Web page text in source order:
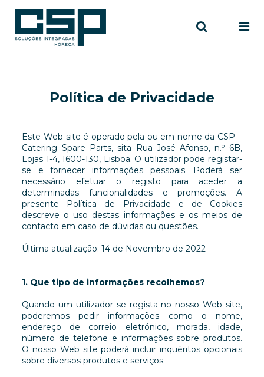
Política de Privacidade
Este Web site é operado pela ou em nome da CSP –
Catering Spare Parts, sita Rua José Afonso, n.º 6B,
Lojas 1-4, 1600-130, Lisboa. O utilizador pode registar-
se e fornecer informações pessoais. Poderá ser
necessário efetuar o registo para aceder a
determinadas funcionalidades e promoções. A
presente Política de Privacidade e de Cookies
descreve o uso destas informações e os meios de
contacto em caso de dúvidas ou questões.
Última atualização: 14 de Novembro de 2022
1. Que tipo de informações recolhemos?
Quando um utilizador se regista no nosso Web site,
poderemos pedir informações como o nome,
endereço de correio eletrónico, morada, idade,
número de telefone e informações sobre produtos.
O nosso Web site poderá incluir inquéritos opcionais
sobre diversos produtos e serviços.